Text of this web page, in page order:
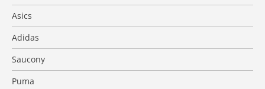
Asics
Adidas
Saucony
Puma